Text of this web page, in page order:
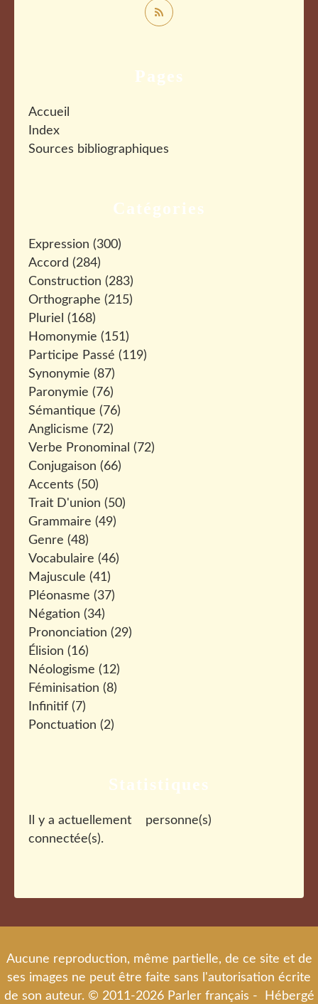
Catégories
Expression (300)
Accord (284)
Construction (283)
Orthographe (215)
Pluriel (168)
Homonymie (151)
Participe Passé (119)
Synonymie (87)
Paronymie (76)
Sémantique (76)
Anglicisme (72)
Verbe Pronominal (72)
Conjugaison (66)
Accents (50)
Trait D'union (50)
Grammaire (49)
Genre (48)
Vocabulaire (46)
Majuscule (41)
Pléonasme (37)
Négation (34)
Prononciation (29)
Élision (16)
Néologisme (12)
Féminisation (8)
Infinitif (7)
Ponctuation (2)
Pages
Accueil
Index
Sources bibliographiques
Statistiques
Il y a actuellement
personne(s)
connectée(s).
Aucune reproduction, même partielle, de ce site et de
ses images ne peut être faite sans l'autorisation écrite
de son auteur. © 2011-2026 Parler français - Hébergé